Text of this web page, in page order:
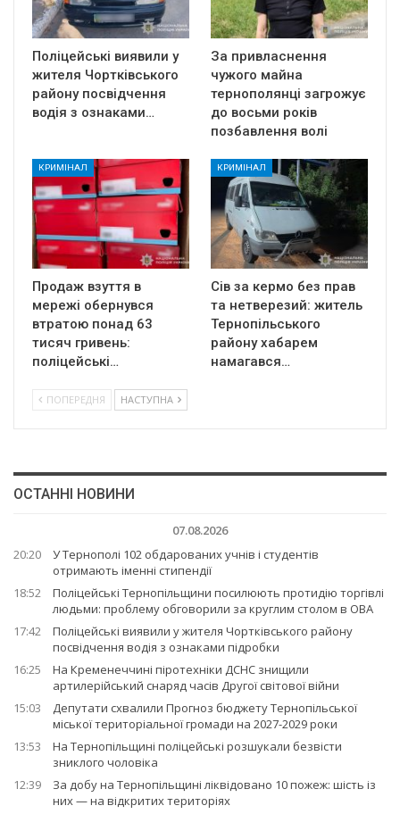
Поліцейські виявили у
жителя Чортківського
району посвідчення
водія з ознаками…
За привласнення
чужого майна
тернополянці загрожує
до восьми років
позбавлення волі
КРИМІНАЛ
Продаж взуття в
мережі обернувся
втратою понад 63
тисяч гривень:
поліцейські…
КРИМІНАЛ
Сів за кермо без прав
та нетверезий: житель
Тернопільського
району хабарем
намагався…
ПОПЕРЕДНЯ НАСТУПНА
ОСТАННІ НОВИНИ
07.08.2026
20:20
У Тернополі 102 обдарованих учнів і студентів
отримають іменні стипендії
18:52
Поліцейські Тернопільщини посилюють протидію торгівлі
людьми: проблему обговорили за круглим столом в ОВА
17:42
Поліцейські виявили у жителя Чортківського району
посвідчення водія з ознаками підробки
16:25
На Кременеччині піротехніки ДСНС знищили
артилерійський снаряд часів Другої світової війни
15:03
Депутати схвалили Прогноз бюджету Тернопільської
міської територіальної громади на 2027-2029 роки
13:53
На Тернопільщині поліцейські розшукали безвісти
зниклого чоловіка
12:39
За добу на Тернопільщині ліквідовано 10 пожеж: шість із
них — на відкритих територіях